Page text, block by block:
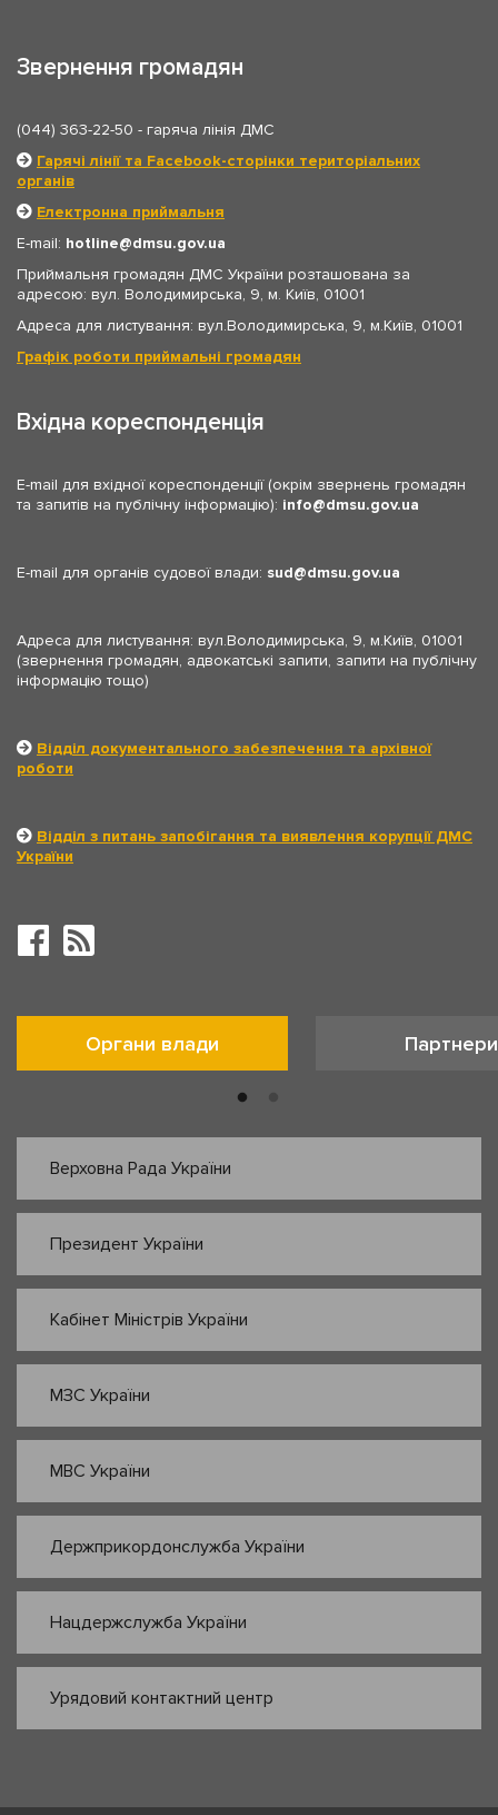
Звернення громадян
(044) 363-22-50 - гаряча лінія ДМС
Гарячі лінії та Facebook-сторінки територіальних
органів
Електронна приймальня
E-mail: hotline
dmsu.gov.ua
Приймальня громадян ДМС України розташована за
адресою: вул. Володимирська, 9, м. Київ, 01001
Адреса для листування: вул.Володимирська, 9, м.Київ, 01001
Графік роботи приймальні громадян
Вхідна кореспонденція
E-mail для вхідної кореспонденції (окрім звернень громадян
та запитів на публічну інформацію): info dmsu.gov.ua
E-mail для органів судової влади: sud dmsu.gov.ua
Адреса для листування: вул.Володимирська, 9, м.Київ, 01001
(звернення громадян, адвокатські запити, запити на публічну
інформацію тощо)
Відділ документального забезпечення та архівної
роботи
Відділ з питань запобігання та виявлення корупції ДМС
України
Органи влади Партнери
Верховна Рада України
Президент України
Кабінет Міністрів України
МЗС України
МВС України
Держприкордонслужба України
Нацдержслужба України
Урядовий контактний центр